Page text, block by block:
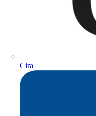
Gira